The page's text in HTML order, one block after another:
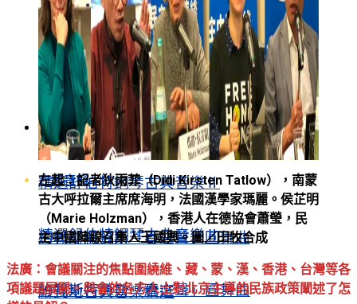
追思萬潤南
民運交流
文革60週年
古典音樂
精選舒伯特鋼琴古典音樂Ⅱ
約翰斯特勞斯「春之聲」圓舞曲
維瓦地古典音樂精選
六四專欄
追思萬潤南
民運交流
文革60週年
古典音樂
精選舒伯特鋼琴古典音樂Ⅱ
約翰斯特勞斯「春之聲」圓舞曲
左起：記者狄雨菲（Didi Kirsten Tatlow），南蒙
古大呼拉爾主席席海明，法國漢學家瑪麗。侯芷明
（Marie Holzman），香港人在德協會蕭瑩，民
主中國陣線召集人王國興。圖／田牧合成
法廣：會議關注的焦點圍繞維、藏、蒙、漢、香港、台灣等各
項議題展開。與會的各方人士對北京主導的民族政策闡述了怎